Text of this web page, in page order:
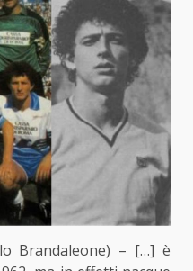
Brandaleone) – […] è